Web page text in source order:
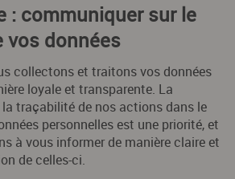
: communiquer sur le
vos données
collectons et traitons vos données
loyale et transparente. La
traçabilité de nos actions dans le
personnelles est une priorité, et
à vous informer de manière claire et
de celles-ci.